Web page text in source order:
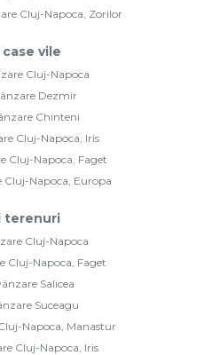
Cluj-Napoca, Zorilor
vile
Cluj-Napoca
Dezmir
Chinteni
Cluj-Napoca, Iris
Cluj-Napoca, Faget
Cluj-Napoca, Europa
terenuri
Cluj-Napoca
Cluj-Napoca, Faget
Salicea
Suceagu
Napoca, Manastur
Cluj-Napoca, Iris